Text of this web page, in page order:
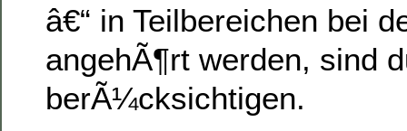
â€“ in Teilbereichen bei
angehÃ¶rt werden, sind
berÃ¼cksichtigen.